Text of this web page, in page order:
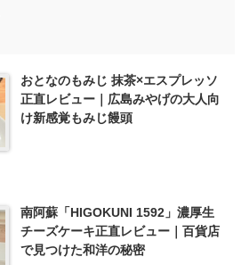
おとなのもみじ 抹茶×エスプレッソ
正直レビュー｜広島みやげの大人向
け新感覚もみじ饅頭
南阿蘇「HIGOKUNI 1592」濃厚生
チーズケーキ正直レビュー｜百貨店
で見つけた和洋の秘密